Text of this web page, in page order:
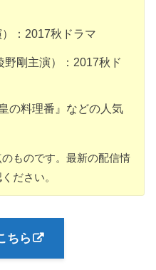
）：2017秋ドラマ
野剛主演）：2017秋ド
の料理番』などの人気
ものです。最新の配信情
ださい。
ちら